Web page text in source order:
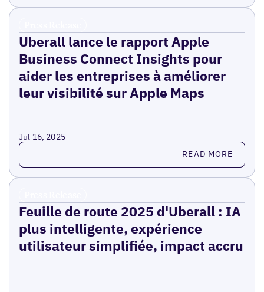
Uberall lance le rapport Apple
Business Connect Insights pour
aider les entreprises à améliorer
leur visibilité sur Apple Maps
Jul 16, 2025
Read more READ MORE
Feuille de route 2025 d'Uberall : IA
plus intelligente, expérience
utilisateur simplifiée, impact accru